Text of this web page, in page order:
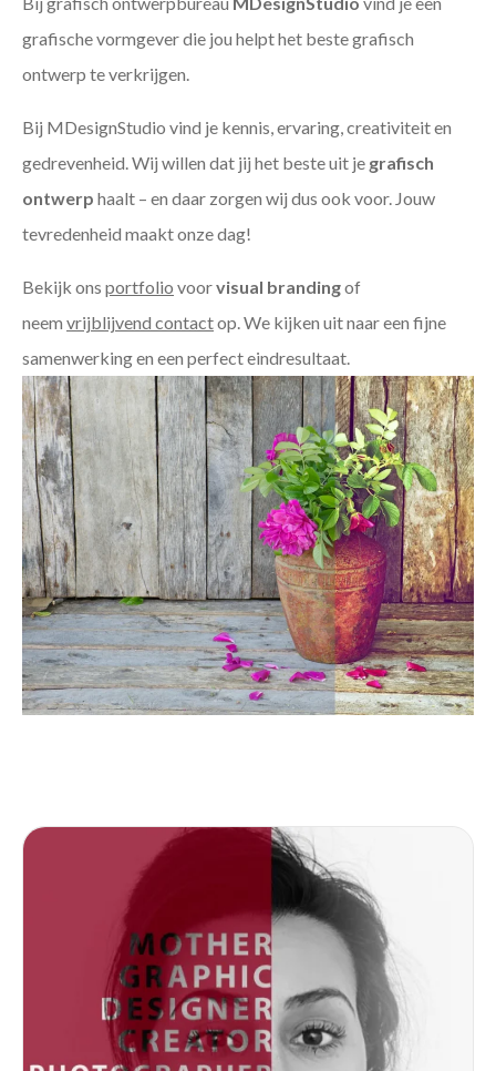
grafische vormgever die jou helpt het beste grafisch
ontwerp te verkrijgen.
Bij MDesignStudio vind je kennis, ervaring, creativiteit en
gedrevenheid. Wij willen dat jij het beste uit je grafisch
ontwerp haalt – en daar zorgen wij dus ook voor. Jouw
tevredenheid maakt onze dag!
Bekijk ons portfolio voorvisual brandingof
neem vrijblijvend contactop. We kijken uit naar een fijne
samenwerking en een perfect eindresultaat.